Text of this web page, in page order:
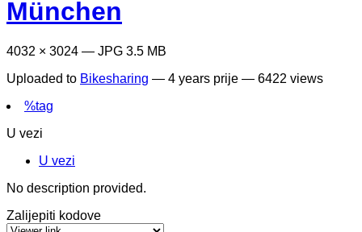
München
4032 × 3024 — JPG 3.5 MB
Uploaded to Bikesharing — 4 years prije — 6422 views
%tag
U vezi
U vezi
No description provided.
Zalijepiti kodove